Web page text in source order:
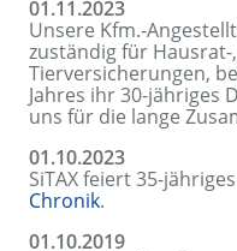
01.11.2023
Unsere Kfm.-
zuständig für
Tierversicherungen,
Jahres ihr 30-jähriges
uns für die lange
01.10.2023
SiTAX feiert 35-
Chronik.
01.10.2019